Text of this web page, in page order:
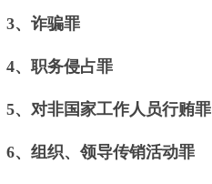
3、诈骗罪
4、职务侵占罪
5、对非国家工作人员行贿罪
6、组织、领导传销活动罪